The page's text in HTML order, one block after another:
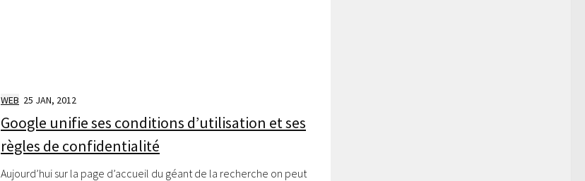
WEB 25 JAN, 2012
Google unifie ses conditions d’utilisation et ses
règles de confidentialité
Aujourd’hui sur la page d’accueil du géant de la recherche on peut